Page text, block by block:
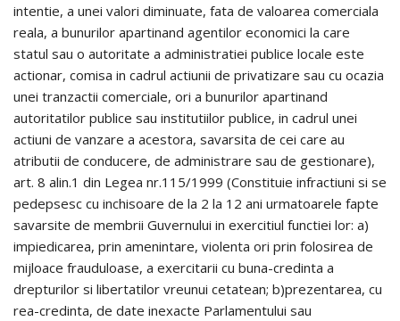
intentie, a unei valori diminuate, fata de valoarea comerciala
reala, a bunurilor apartinand agentilor economici la care
statul sau o autoritate a administratiei publice locale este
actionar, comisa in cadrul actiunii de privatizare sau cu ocazia
unei tranzactii comerciale, ori a bunurilor apartinand
autoritatilor publice sau institutiilor publice, in cadrul unei
actiuni de vanzare a acestora, savarsita de cei care au
atributii de conducere, de administrare sau de gestionare),
art. 8 alin.1 din Legea nr.115/1999 (Constituie infractiuni si se
pedepsesc cu inchisoare de la 2 la 12 ani urmatoarele fapte
savarsite de membrii Guvernului in exercitiul functiei lor: a)
impiedicarea, prin amenintare, violenta ori prin folosirea de
mijloace frauduloase, a exercitarii cu buna-credinta a
drepturilor si libertatilor vreunui cetatean; b)prezentarea, cu
rea-credinta, de date inexacte Parlamentului sau